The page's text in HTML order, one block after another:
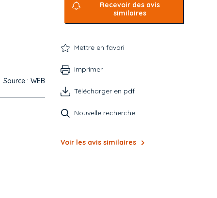
Source : WEB
Recevoir des avis
similaires
Mettre en favori
Imprimer
Télécharger en pdf
Nouvelle recherche
Voir les avis similaires